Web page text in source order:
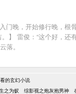
门晚，开始修行晚，
雷俊：“这个好，
落。
的玄幻小说
之为蚁 综影视之炮灰抱男神